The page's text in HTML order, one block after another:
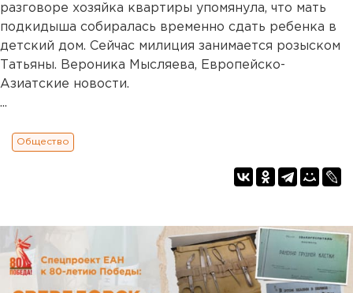
разговоре хозяйка квартиры упомянула, что мать
подкидыша собиралась временно сдать ребенка в
детский дом. Сейчас милиция занимается розыском
Татьяны. Вероника Мысляева, Европейско-
Азиатские новости.
...
Общество